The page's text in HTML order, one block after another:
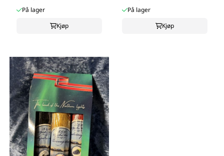
På lager
Kjøp
På lager
Kjøp